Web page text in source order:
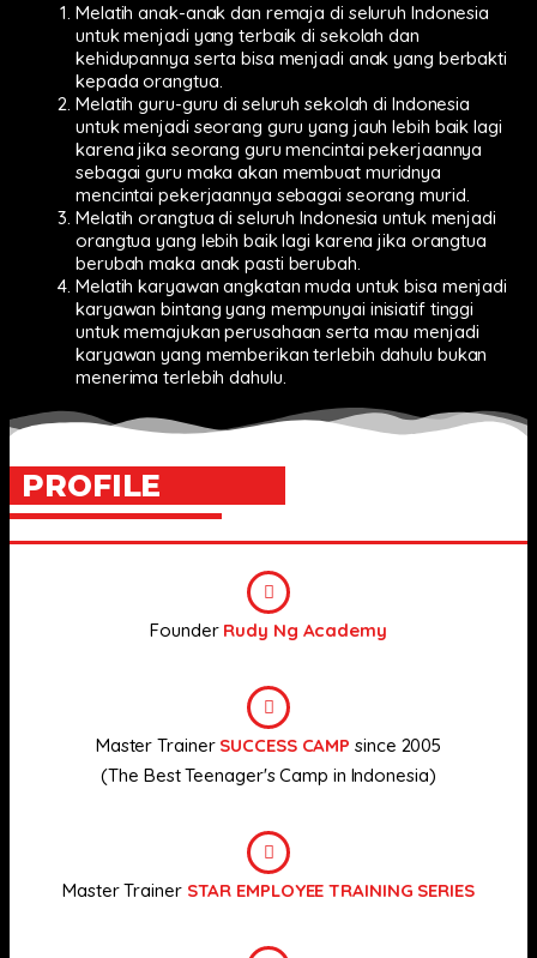
Melatih anak-anak dan remaja di seluruh Indonesia
untuk menjadi yang terbaik di sekolah dan
kehidupannya serta bisa menjadi anak yang berbakti
kepada orangtua.
Melatih guru-guru di seluruh sekolah di Indonesia
untuk menjadi seorang guru yang jauh lebih baik lagi
karena jika seorang guru mencintai pekerjaannya
sebagai guru maka akan membuat muridnya
mencintai pekerjaannya sebagai seorang murid.
Melatih orangtua di seluruh Indonesia untuk menjadi
orangtua yang lebih baik lagi karena jika orangtua
berubah maka anak pasti berubah.
Melatih karyawan angkatan muda untuk bisa menjadi
karyawan bintang yang mempunyai inisiatif tinggi
untuk memajukan perusahaan serta mau menjadi
karyawan yang memberikan terlebih dahulu bukan
menerima terlebih dahulu.
PROFILE
Founder Rudy Ng Academy
Master Trainer SUCCESS CAMP since 2005
(The Best Teenager's Camp in Indonesia)
Master Trainer STAR EMPLOYEE TRAINING SERIES